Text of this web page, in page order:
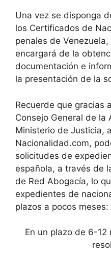
Una vez se disponga
los Certificados de
penales de
encargará de la
documentación e
la presentación de la
Recuerde que gracias
Consejo General de la
Ministerio de Justicia,
Nacionalidad.com,
solicitudes de
española, a través de
de Red Abogacía, lo
expedientes de
plazos a pocos meses:
En un plazo de 6-